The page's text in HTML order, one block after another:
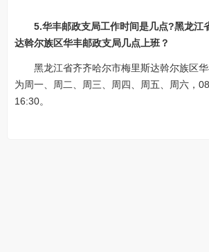
5.华丰邮政支局工作时间是几点?黑龙江
达斡尔族区华丰邮政支局几点上班？
黑龙江省齐齐哈尔市梅里斯达斡尔族区
为周一、周二、周三、周四、周五、周六，
16:30。